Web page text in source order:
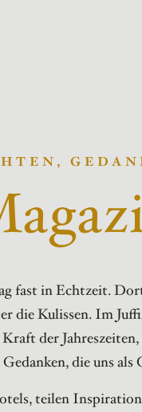
fast in Echtzeit.
die Kulissen. Im
der
Gedanken, die uns als
teilen